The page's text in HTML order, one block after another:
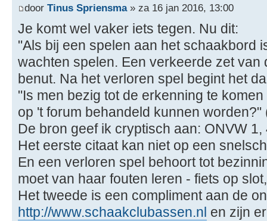
door Tinus Spriensma» za 16 jan 2016, 13:00
Je komt wel vaker iets tegen. Nu dit:
"Als bij een spelen aan het schaakbord
wachten spelen. Een verkeerde zet
benut. Na het verloren spel begint het
"Is men bezig tot de erkenning te
op 't forum behandeld kunnen worden?"
De bron geef ik cryptisch aan: ONVW
Het eerste citaat kan niet op een
En een verloren spel behoort tot
moet van haar fouten leren - fiets op
Het tweede is een compliment aan de
http://www.schaakclubassen.nl en zijn